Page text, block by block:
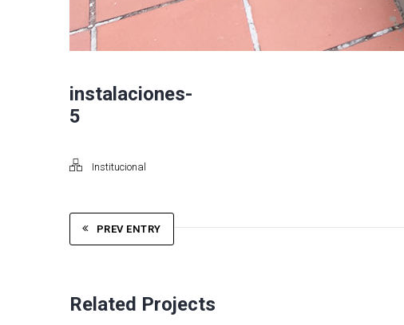
instalaciones-
5
Institucional
PREV ENTRY
Related Projects